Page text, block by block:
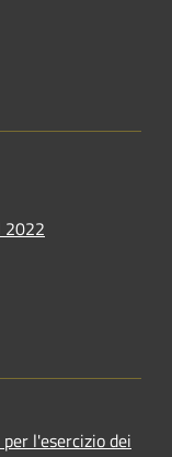
2022
l'esercizio dei